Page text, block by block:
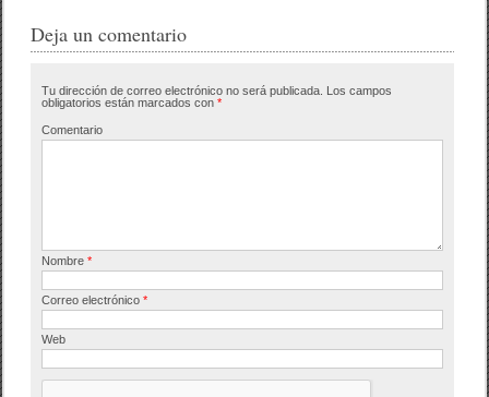
e
o
o
er p
tir
Deja un comentario
Tu dirección de correo electrónico no será publicada.
Los campos
obligatorios están marcados con*
Comentario
Nombre*
Correo electrónico*
Web